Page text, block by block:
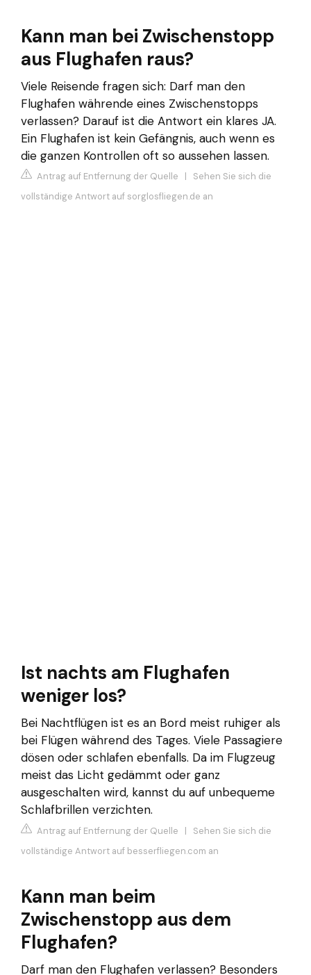
Kann man bei Zwischenstopp
aus Flughafen raus?
Viele Reisende fragen sich: Darf man den
Flughafen währende eines Zwischenstopps
verlassen? Darauf ist die Antwort ein klares JA.
Ein Flughafen ist kein Gefängnis, auch wenn es
die ganzen Kontrollen oft so aussehen lassen.
Antrag auf Entfernung der Quelle | Sehen Sie sich die
vollständige Antwort auf sorglosfliegen.de an
Ist nachts am Flughafen
weniger los?
Bei Nachtflügen ist es an Bord meist ruhiger als
bei Flügen während des Tages. Viele Passagiere
dösen oder schlafen ebenfalls. Da im Flugzeug
meist das Licht gedämmt oder ganz
ausgeschalten wird, kannst du auf unbequeme
Schlafbrillen verzichten.
Antrag auf Entfernung der Quelle | Sehen Sie sich die
vollständige Antwort auf besserfliegen.com an
Kann man beim
Zwischenstopp aus dem
Flughafen?
Darf man den Flughafen verlassen? Besonders